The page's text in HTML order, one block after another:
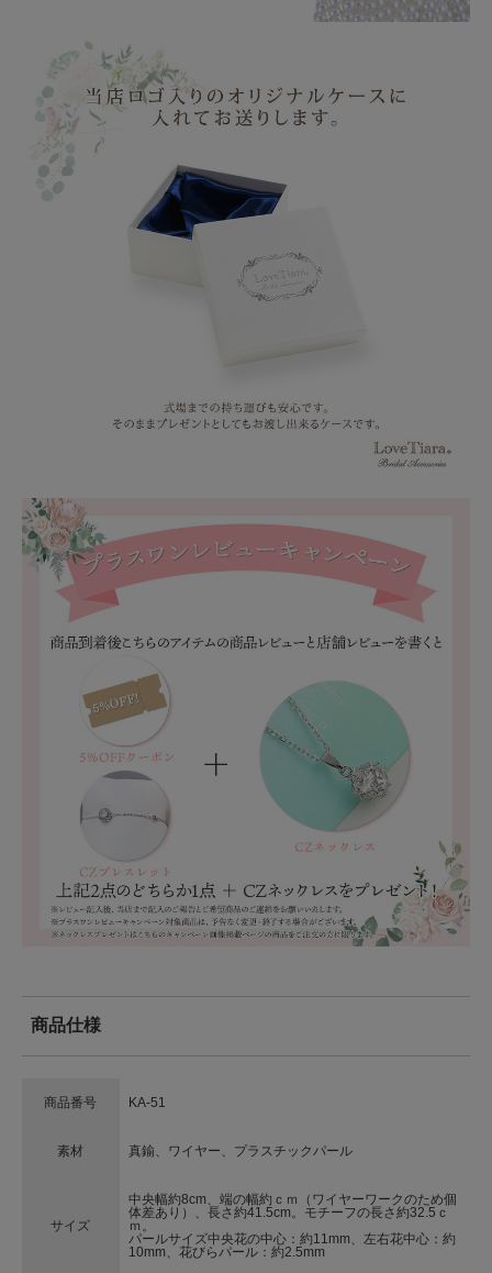
商品仕様
商品番号 KA-51
素材 真鍮、ワイヤー、プラスチックパール
サイズ
中央幅約8cm、端の幅約ｃｍ（ワイヤーワークのため個
体差あり）、長さ約41.5cm。モチーフの長さ約32.5ｃ
ｍ。
パールサイズ中央花の中心：約11mm、左右花中心：約
10mm、花びらパール：約2.5mm